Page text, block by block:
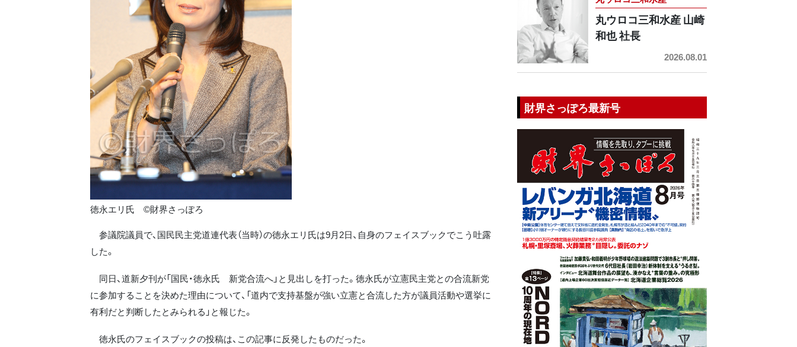
徳永エリ氏 ©財界さっぽろ
参議院議員で、国民民主党道連代表（当時）の徳永エリ氏は9月2日、自身のフェイスブックでこう吐露
した。
同日、道新夕刊が「国民・徳永氏 新党合流へ」と見出しを打った。徳永氏が立憲民主党との合流新党
に参加することを決めた理由について、「道内で支持基盤が強い立憲と合流した方が議員活動や選挙に
有利だと判断したとみられる」と報じた。
徳永氏のフェイスブックの投稿は、この記事に反発したものだった。
丸ウロコ三和水産 山崎
和也 社長
2026.08.01
財界さっぽろ最新号